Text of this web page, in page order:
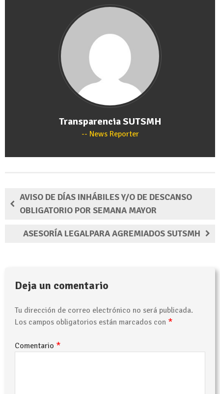
Transparencia SUTSMH
News Reporter
AVISO DE DÍAS INHÁBILES Y/O DE DESCANSO
OBLIGATORIO POR SEMANA MAYOR
ASESORÍA LEGALPARA AGREMIADOS SUTSMH
Deja un comentario
Tu dirección de correo electrónico no será publicada.
Los campos obligatorios están marcados con *
Comentario *